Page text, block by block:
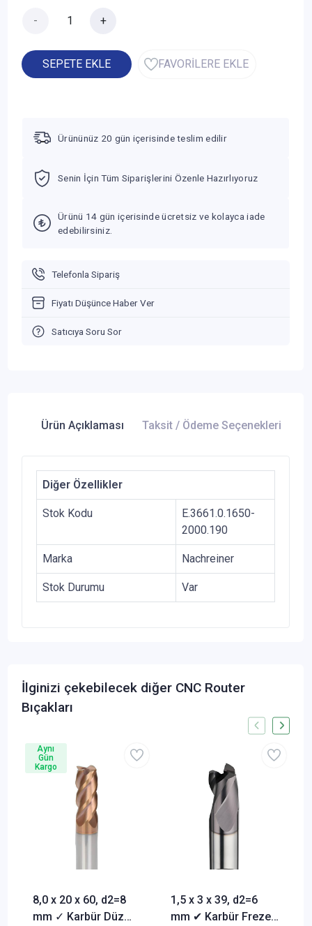
- +
SEPETE EKLE FAVORİLERE EKLE
Ürününüz 20 gün içerisinde teslim edilir
Senin İçin Tüm Siparişlerini Özenle Hazırlıyoruz
Ürünü 14 gün içerisinde ücretsiz ve kolayca iade
edebilirsiniz.
Telefonla Sipariş
Fiyatı Düşünce Haber Ver
Satıcıya Soru Sor
Ürün Açıklaması Taksit / Ödeme Seçenekleri
Diğer Özellikler
Stok Kodu
E.3661.0.1650-
2000.190
Marka Nachreiner
Stok Durumu Var
İlginizi çekebilecek diğer CNC Router
Bıçakları
8,0 x 20 x 60, d2=8
mm ✓ Karbür Düz
Aynı
Gün
Kargo
1,5 x 3 x 39, d2=6
mm ✔ Karbür Freze